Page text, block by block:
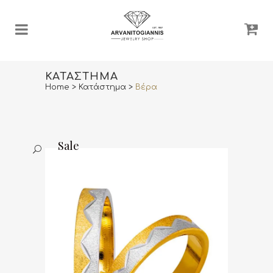
ΚΑΤΆΣΤΗΜΑ
Home > Κατάστημα > Βέρα
Sale